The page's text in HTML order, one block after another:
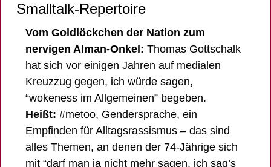
Smalltalk-Repertoire
Vom Goldlöckchen der Nation zum
nervigen Alman-Onkel: Thomas Gottschalk
hat sich vor einigen Jahren auf medialen
Kreuzzug gegen, ich würde sagen,
“wokeness im Allgemeinen” begeben.
Heißt: #metoo, Gendersprache, ein
Empfinden für Alltagsrassismus – das sind
alles Themen, an denen der 74-Jährige sich
mit “darf man ja nicht mehr sagen, ich sag’s